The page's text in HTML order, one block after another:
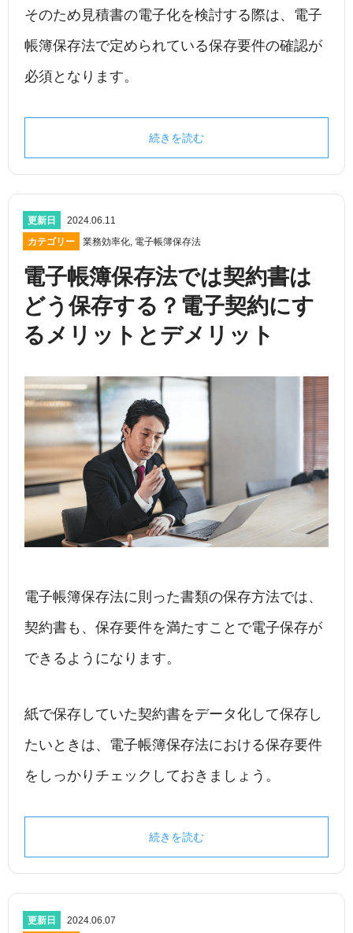
そのため見積書の電子化を検討する際は、電子
帳簿保存法で定められている保存要件の確認が
必須となります。
続きを読む
更新日
2024.06.11
カテゴリー
業務効率化, 電子帳簿保存法
電子帳簿保存法では契約書は
どう保存する？電子契約にす
るメリットとデメリット
電子帳簿保存法に則った書類の保存方法では、
契約書も、保存要件を満たすことで電子保存が
できるようになります。
紙で保存していた契約書をデータ化して保存し
たいときは、電子帳簿保存法における保存要件
をしっかりチェックしておきましょう。
続きを読む
更新日 2024.06.07